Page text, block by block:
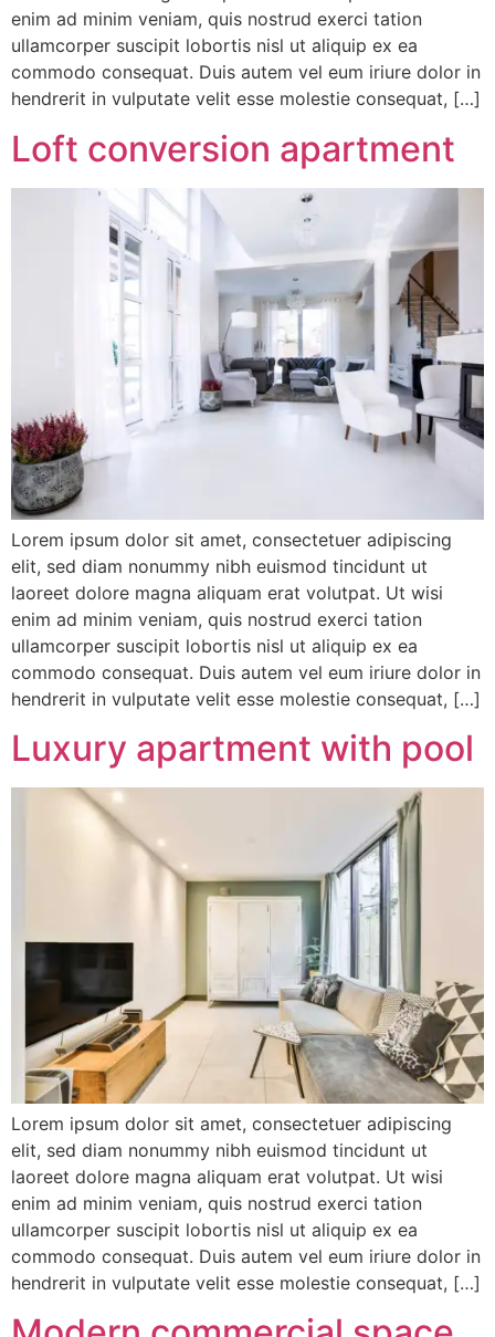
enim ad minim veniam, quis nostrud exerci tation
ullamcorper suscipit lobortis nisl ut aliquip ex ea
commodo consequat. Duis autem vel eum iriure dolor in
hendrerit in vulputate velit esse molestie consequat, […]
Loft conversion apartment
Lorem ipsum dolor sit amet, consectetuer adipiscing
elit, sed diam nonummy nibh euismod tincidunt ut
laoreet dolore magna aliquam erat volutpat. Ut wisi
enim ad minim veniam, quis nostrud exerci tation
ullamcorper suscipit lobortis nisl ut aliquip ex ea
commodo consequat. Duis autem vel eum iriure dolor in
hendrerit in vulputate velit esse molestie consequat, […]
Luxury apartment with pool
Lorem ipsum dolor sit amet, consectetuer adipiscing
elit, sed diam nonummy nibh euismod tincidunt ut
laoreet dolore magna aliquam erat volutpat. Ut wisi
enim ad minim veniam, quis nostrud exerci tation
ullamcorper suscipit lobortis nisl ut aliquip ex ea
commodo consequat. Duis autem vel eum iriure dolor in
hendrerit in vulputate velit esse molestie consequat, […]